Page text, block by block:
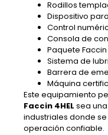
Rodillos
Dispositivo
Control
Consola de
Paquete
Sistema de
Barrera de
Máquina
Este equipamiento
Faccin 4HEL sea
industriales donde
operación confiable.